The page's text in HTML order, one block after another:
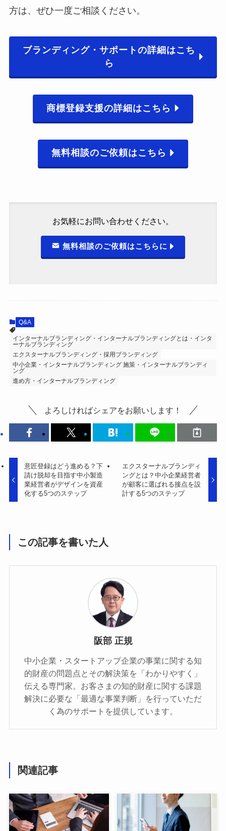
方は、ぜひ一度ご相談ください。
ブランディング・サポートの詳細はこち
ら
商標登録支援の詳細はこちら
無料相談のご依頼はこちら
お気軽にお問い合わせください。
無料相談のご依頼はこちらに
Q&A
インターナルブランディング・インターナルブランディングとは・インタ
ーナルブランディング
エクスターナルブランディング・採用ブランディング
中小企業・インターナルブランディング 施策・インターナルブランディ
ング
進め方・インターナルブランディング
よろしければシェアをお願いします！
意匠登録はどう進める？下
請け脱却を目指す中小製造
業経営者がデザインを資産
化する5つのステップ
エクスターナルブランディ
ングとは？中小企業経営者
が顧客に選ばれる接点を設
計する5つのステップ
この記事を書いた人
阪部 正規
中小企業・スタートアップ企業の事業に関する知
的財産の問題点とその解決策を「わかりやすく」
伝える専門家。お客さまの知的財産に関する課題
解決に必要な「最適な事業判断」を行っていただ
く為のサポートを提供しています。
関連記事